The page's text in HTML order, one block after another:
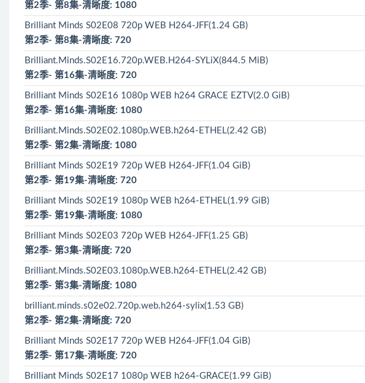
第2季- 第8集-清晰度: 1080
Brilliant Minds S02E08 720p WEB H264-JFF(1.24 GB)
第2季- 第8集-清晰度: 720
Brilliant.Minds.S02E16.720p.WEB.H264-SYLiX(844.5 MiB)
第2季- 第16集-清晰度: 720
Brilliant Minds S02E16 1080p WEB h264 GRACE EZTV(2.0 GiB)
第2季- 第16集-清晰度: 1080
Brilliant.Minds.S02E02.1080p.WEB.h264-ETHEL(2.42 GB)
第2季- 第2集-清晰度: 1080
Brilliant Minds S02E19 720p WEB H264-JFF(1.04 GiB)
第2季- 第19集-清晰度: 720
Brilliant Minds S02E19 1080p WEB h264-ETHEL(1.99 GiB)
第2季- 第19集-清晰度: 1080
Brilliant Minds S02E03 720p WEB H264-JFF(1.25 GB)
第2季- 第3集-清晰度: 720
Brilliant.Minds.S02E03.1080p.WEB.h264-ETHEL(2.42 GB)
第2季- 第3集-清晰度: 1080
brilliant.minds.s02e02.720p.web.h264-sylix(1.53 GB)
第2季- 第2集-清晰度: 720
Brilliant Minds S02E17 720p WEB H264-JFF(1.04 GiB)
第2季- 第17集-清晰度: 720
Brilliant Minds S02E17 1080p WEB h264-GRACE(1.99 GiB)